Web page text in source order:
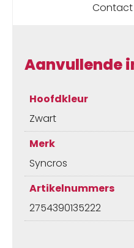
Aanvullende
Hoofdkleur
Zwart
Merk
Syncros
Artikelnummers
2754390135222